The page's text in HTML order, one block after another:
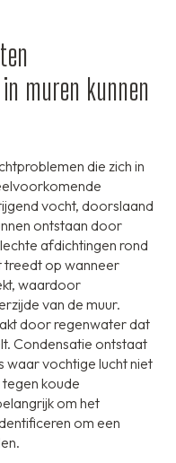
muren kunnen
die zich in
vocht, doorslaand
ontstaan door
afdichtingen rond
treedt op wanneer
waardoor
van de muur.
door regenwater dat
Condensatie ontstaat
waar vochtige lucht niet
koude
om het
om een